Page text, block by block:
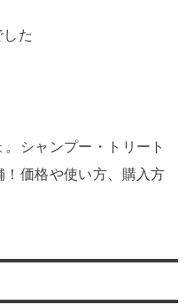
た
。シャンプー・トリート
！価格や使い方、購入方